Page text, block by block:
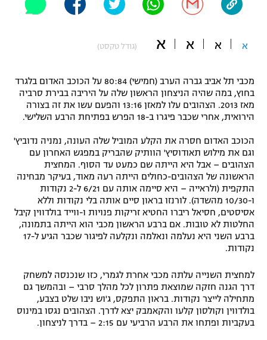
"מחצית בשכונה" – פודקאסט
תקנון משתתפים וזוכים בפרסים
תקנון עבור פעילות אלקטרה
תקנון עבור פעילות ספורט 1 – "מרלן"
טניס
גיימינג E-Sports
תנאי שימוש
מדיניות פרטיות
תקנון פעילות ספורט 1
רשיון להקרנה פומבית לבית עסק
הצטרפות לחבילת הערוצים
כדורמים
פוטבול אמריקאי NFL
בייסבול MLB
ספורט אתגרי ואקסטרים
אומנויות לחימה
גיימינג E-Sports
א א א א (גודל טקסט)
מכבי תל אביב גברה הערב (חמישי) 80:84 על הכוכב האדום בלגרד
בחוץ, במה שהיה הניצחון הראשון שלה על היריבה בבירת סרביה
מאז 2013. הצהובים עלו למאזן 13:16 והפעם עשו את זה בצורה
הירואית, אחרי שכבר פיגרו ב-18 הפרש בפתיחת הרבע השלישי.
הכוכב האדום חסרה את הקלע המוביל שלה העונה, נמניה נדוביץ'
וגם את מילוש תאודוסיץ' הוותיק שהבריק במפגש האחרון עם
הצהובים – אבל היא הייתה שם כמעט עד הסוף. המחצית
הראשונה של הצהובים-כחולים הייתה רעה מאוד, בעיקר מבחינה
התקפית (ולראייה – היא סיימה אותה עם 6/21 ל-2 נקודות
ו-10/30 מהשדה). לורנזו בראון סיים אותה בלי נקודות וללא
אסיסטים, חסיאל ריברו החטיא זריקות פנויות ו-ווייד בולדווין קיבל
החלטות לא טובות. אם ברבע הראשון מכבי הוא הייתה בתמונה,
ברבע השני היא נעלמה ונאלמה ונקלעה לפיגור שכבר הגיע ל-17
נקודות.
למחצית השנייה עלתה מכבי אחרת לגמרי, כזו שנכנסה למשחק
דרך הגנה חזקה שמוצאת פתרון לכל מהלך סרבי – ובהמשך גם
מתחילה לייצר נקודות. בראון התפקס, ג'וש ניבו שלט בצבע,
בולדווין וקולסון קלעו והקאמבק יצא לדרך. הצהובים נגסו במינוס
בעקביות ופתחו את הרבע הרביעי עם 2:15 – בדרך לניצחון.